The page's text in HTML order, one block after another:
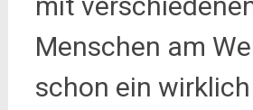
Menschen am
schon ein